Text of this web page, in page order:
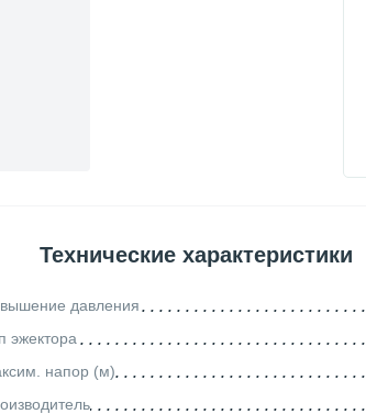
Технические характеристики
давления
эжектора
напор (м)